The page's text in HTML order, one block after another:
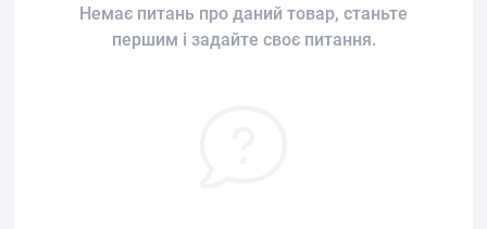
Немає питань про даний товар, станьте
першим і задайте своє питання.